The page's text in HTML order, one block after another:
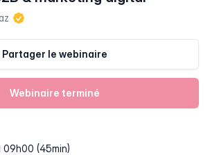
Partager le webinaire
Webinaire terminé
09h00 (45min)